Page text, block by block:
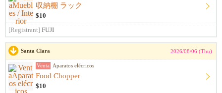
収納棚 ラック
$10
[Registrant] FUJI
Santa Clara 2026/08/06 (Thu)
Venta Aparatos elécricos
Food Chopper
$10